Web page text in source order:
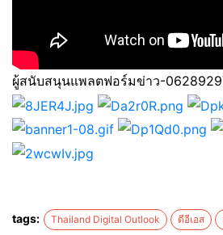
ผู้สนับสนุนแพลตฟอร์มข่าว-
tags: Thailand Digital Outlook ดีอีเอส